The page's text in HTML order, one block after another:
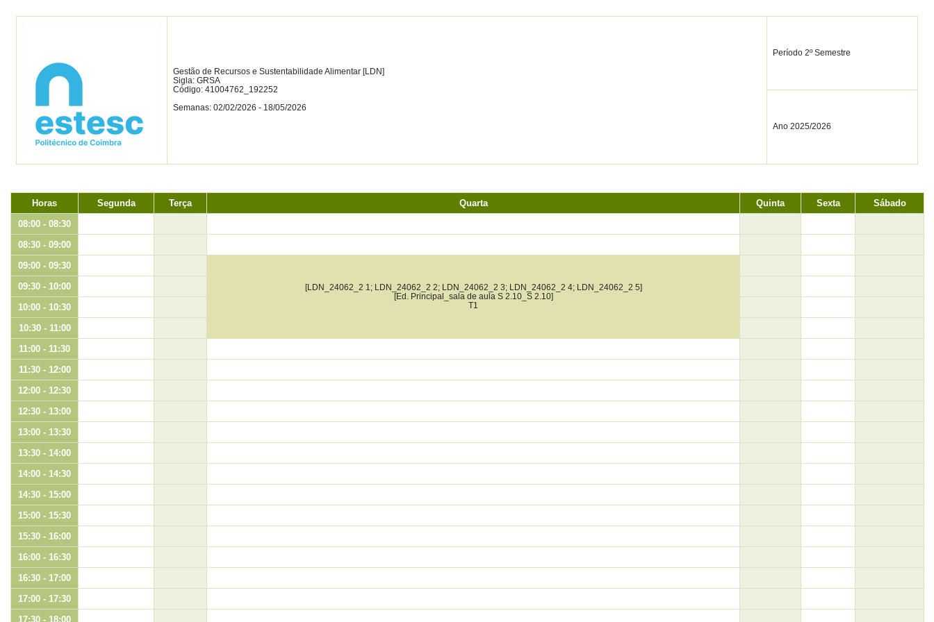
Gestão de Recursos e Sustentabilidade Alimentar [LDN]
Sigla: GRSA
Código: 41004762_192252
Semanas: 02/02/2026 - 18/05/2026
Período 2º Semestre
Ano 2025/2026
Horas Segunda Terça Quarta Quinta Sexta
Sábado
08:00 - 08:30
08:30 - 09:00
09:00 - 09:30
[LDN_24062_2 1; LDN_24062_2 2; LDN_24062_2 3; LDN_24062_2 4; LDN_24062_2 5]
[Ed. Principal_sala de aula S 2.10_S 2.10]
T1
09:30 - 10:00
10:00 - 10:30
10:30 - 11:00
11:00 - 11:30
11:30 - 12:00
12:00 - 12:30
12:30 - 13:00
13:00 - 13:30
13:30 - 14:00
14:00 - 14:30
14:30 - 15:00
15:00 - 15:30
15:30 - 16:00
16:00 - 16:30
16:30 - 17:00
17:00 - 17:30
17:30 - 18:00